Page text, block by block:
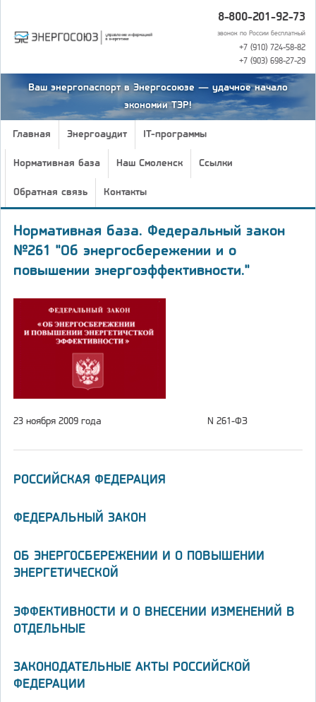
8-800-201-92-73
звонок по России бесплатный
+7 (910) 724-58-82
+7 (903) 698-27-29
Ваш энергопаспорт в Энергосоюзе — удачное начало
экономии ТЭР!
Главная Энергоаудит IT-программы
Нормативная база Наш Смоленск Ссылки
Обратная связь Контакты
Нормативная база. Федеральный закон
№261 "Об энергосбережении и о
повышении энергоэффективности."
23 ноября 2009 года N 261-ФЗ
РОССИЙСКАЯ ФЕДЕРАЦИЯ
ФЕДЕРАЛЬНЫЙ ЗАКОН
ОБ ЭНЕРГОСБЕРЕЖЕНИИ И О ПОВЫШЕНИИ
ЭНЕРГЕТИЧЕСКОЙ
ЭФФЕКТИВНОСТИ И О ВНЕСЕНИИ ИЗМЕНЕНИЙ В
ОТДЕЛЬНЫЕ
ЗАКОНОДАТЕЛЬНЫЕ АКТЫ РОССИЙСКОЙ
ФЕДЕРАЦИИ